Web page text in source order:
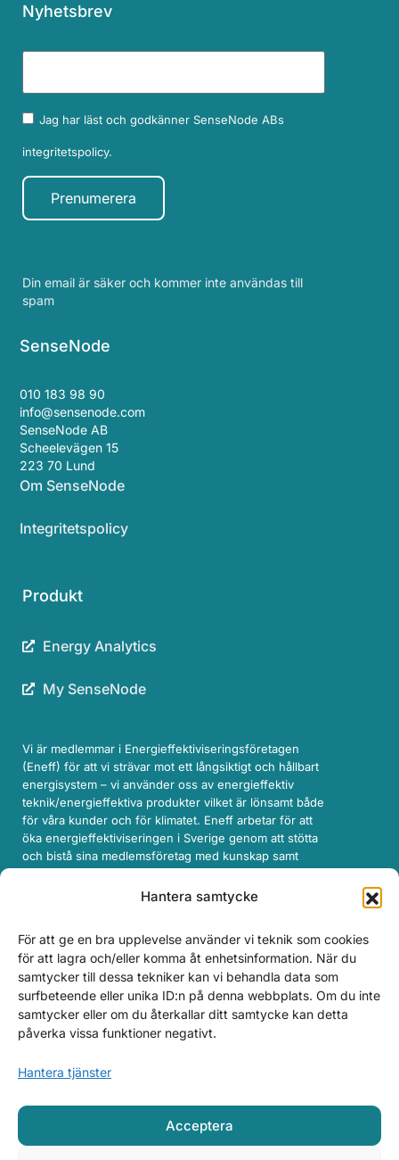
Hantera samtycke
För att ge en bra upplevelse använder vi teknik som cookies
för att lagra och/eller komma åt enhetsinformation. När du
samtycker till dessa tekniker kan vi behandla data som
surfbeteende eller unika ID:n på denna webbplats. Om du inte
samtycker eller om du återkallar ditt samtycke kan detta
påverka vissa funktioner negativt.
Hantera tjänster
Acceptera
Nyhetsbrev
Jag har läst och godkänner SenseNode ABs
integritetspolicy.
Prenumerera
Din email är säker och kommer inte användas till
spam
SenseNode
010 183 98 90
info@sensenode.com
SenseNode AB
Scheelevägen 15
223 70 Lund
Om SenseNode
Integritetspolicy
Produkt
Energy Analytics
My SenseNode
Vi är medlemmar i Energieffektiviseringsföretagen
(Eneff) för att vi strävar mot ett långsiktigt och hållbart
energisystem – vi använder oss av energieffektiv
teknik/energieffektiva produkter vilket är lönsamt både
för våra kunder och för klimatet. Eneff arbetar för att
öka energieffektiviseringen i Sverige genom att stötta
och bistå sina medlemsföretag med kunskap samt
gällande energieffektivisering.